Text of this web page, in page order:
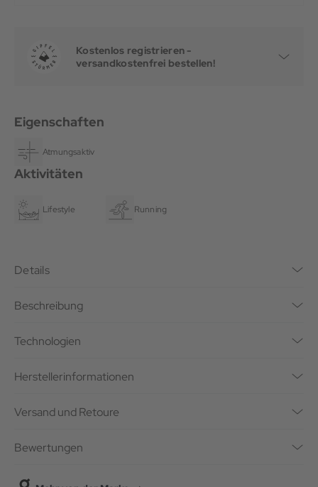
Kostenlos registrieren -
versandkostenfrei bestellen!
Eigenschaften
Atmungsaktiv
Aktivitäten
Lifestyle Running
Details
Beschreibung
Technologien
Herstellerinformationen
Versand und Retoure
Bewertungen